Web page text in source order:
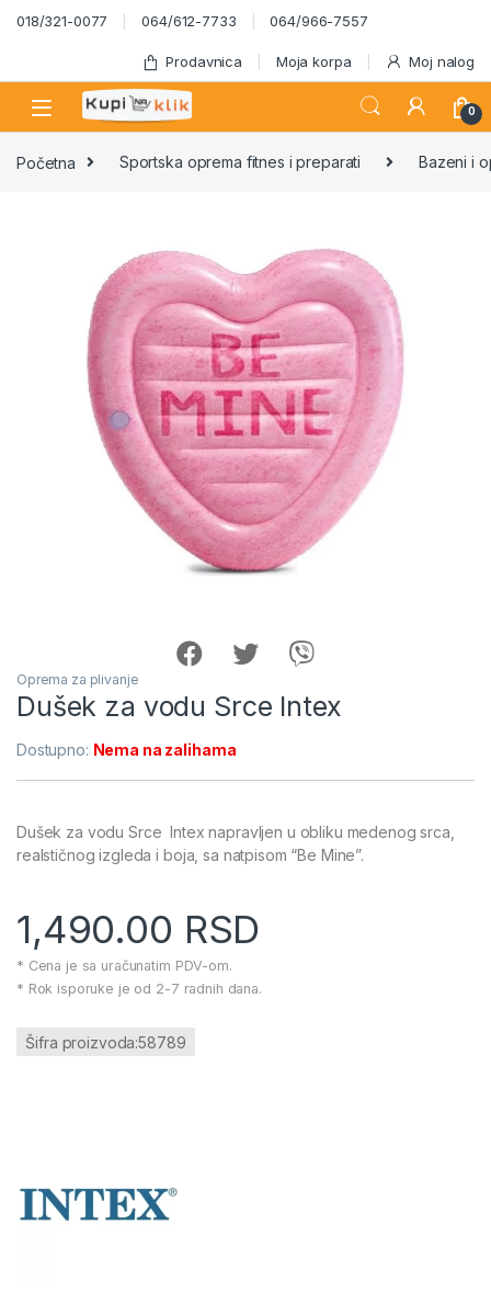
Skip to navigation
Skip to content
018/321-0077 064/612-7733 064/966-7557
Prodavnica Moja korpa Moj nalog
0
Početna Sportska oprema fitnes i preparati Bazeni i
Oprema za plivanje
Dušek za vodu Srce Intex
Dostupno: Nema na zalihama
Dušek za vodu Srce Intex napravljen u obliku medenog srca,
realstičnog izgleda i boja, sa natpisom “Be Mine”.
1,490.00 RSD
* Cena je sa uračunatim PDV-om.
* Rok isporuke je od 2-7 radnih dana.
Šifra proizvoda:58789